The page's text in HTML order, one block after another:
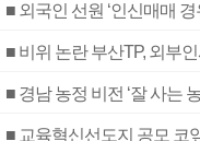
■ 외국인 선원 ‘인신매매
■ 비위 논란 부산TP, 외부
■ 경남 농정 비전 ‘잘 사는
■ 교육혁신선도지 공모 코